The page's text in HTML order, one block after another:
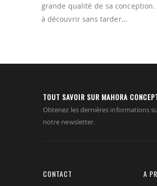
grande qualité de sa
à découvrir sans tarder…
TOUT SAVOIR SUR MAHORA
Obtenez les dernières informations
notre newsletter.
CONTACT A